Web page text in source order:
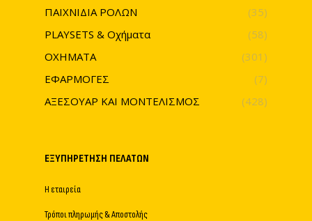
ΠΑΙΧΝΙΔΙΑ ΡΟΛΩΝ
(35)
PLAYSETS & Οχήματα
(58)
ΟΧΗΜΑΤΑ
(301)
ΕΦΑΡΜΟΓΕΣ
(7)
ΑΞΕΣΟΥΑΡ ΚΑΙ ΜΟΝΤΕΛΙΣΜΟΣ
(428)
ΕΞΥΠΗΡΈΤΗΣΗ ΠΕΛΑΤΏΝ
Η εταιρεία
Τρόποι πληρωμής & Αποστολής